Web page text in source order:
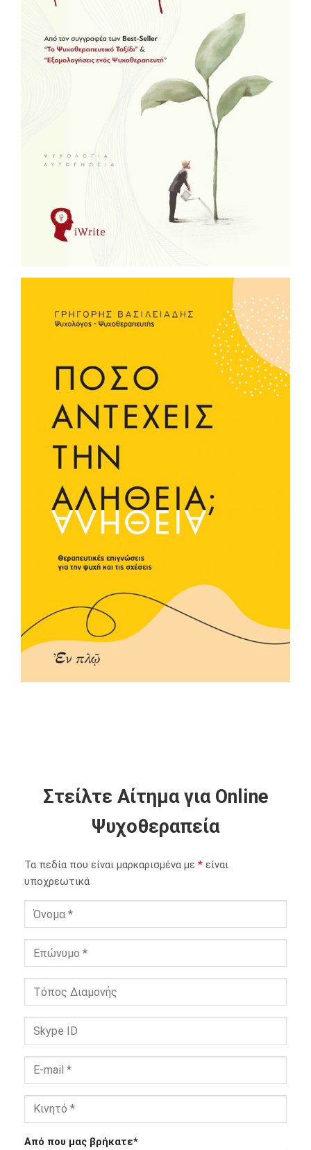
Στείλτε Αίτημα για Online
Ψυχοθεραπεία
Τα πεδία που είναι μαρκαρισμένα με * είναι
υποχρεωτικά
Από που μας βρήκατε*